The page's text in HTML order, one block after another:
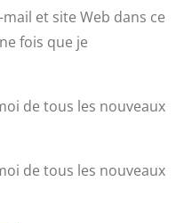
et site Web dans ce
fois que je
de tous les nouveaux
de tous les nouveaux